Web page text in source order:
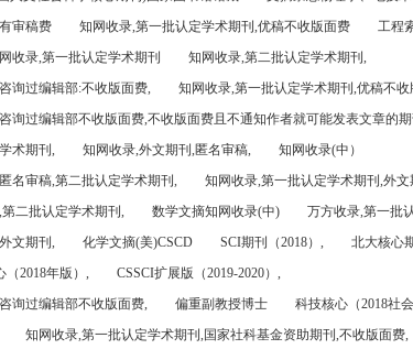
审稿费
知网收录,第一批认定学术期刊,优稿不收版面费
工程
收录,第一批认定学术期刊
知网收录,第二批认定学术期刊,
询过编辑部:不收版面费,
知网收录,第一批认定学术期刊,优稿不收
询过编辑部不收版面费,不收版面费且不通知作者就可能发表文章的期
术期刊,
知网收录,外文期刊,匿名审稿,
知网收录(中）
名审稿,第二批认定学术期刊,
知网收录,第一批认定学术期刊,外文
二批认定学术期刊,
数学文摘知网收录(中)
万方收录,第一批
文期刊,
化学文摘(美)CSCD SCI期刊（2018）,
北大核心
（2018年版）,
CSSCI扩展版（2019-2020）,
询过编辑部不收版面费,
偏重副教授博士
科技核心（2018社
知网收录,第一批认定学术期刊,国家社科基金资助期刊,不收版面费,